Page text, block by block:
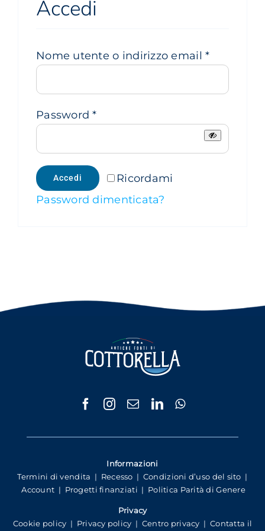
Accedi
Nome utente o indirizzo email*Richiesto
Password*Richiesto
Ricordami
Accedi
Password dimenticata?
Informazioni
Termini di vendita | Recesso | Condizioni d’uso del sito |
Account | Progetti finanziati | Politica Parità di Genere
Privacy
Cookie policy | Privacy policy | Centro privacy |Contatta il